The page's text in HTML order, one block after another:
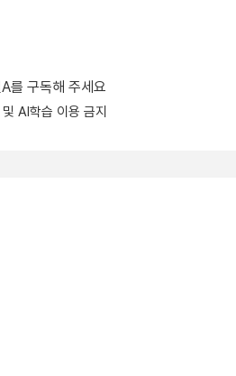
를 구독해 주세요
AI학습 이용 금지